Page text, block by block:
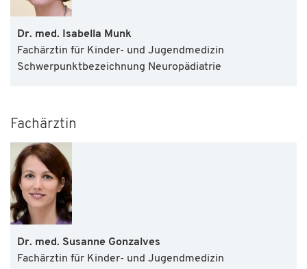
Dr. med. Isabella Munk
Fachärztin für Kinder- und Jugendmedizin
Schwerpunktbezeichnung Neuropädiatrie
Fachärztin
Dr. med. Susanne Gonzalves
Fachärztin für Kinder- und Jugendmedizin